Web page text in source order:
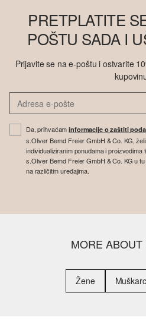
PRETPLATITE
POŠTU SADA I
Prijavite se na e-poštu i ostvarite
Da, prihvaćaminformacije o zaštiti
s.Oliver Bernd Freier GmbH & Co. KG,
individualiziranim ponudama i
s.Oliver Bernd Freier GmbH & Co. KG u
na različitim uređajima.
MORE
Žene